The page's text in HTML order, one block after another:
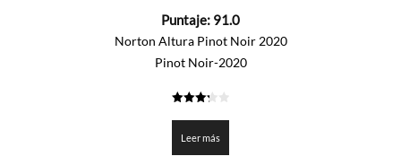
de
Puntaje: 91.0
Norton Altura Pinot Noir 2020
Pinot Noir-2020
de 5
Leer más